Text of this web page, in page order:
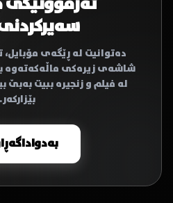
دەتوانیت لە ڕێگەی مۆبایل،
شاشەی زیرەکی ماڵەکەتەوە
لە فیلم و زنجیرە ببیت بەبێ
بێزارکەر.